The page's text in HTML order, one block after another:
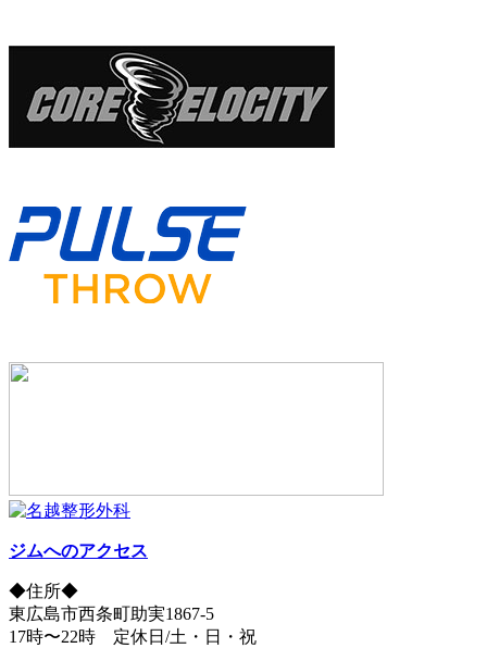
ジムへのアクセス
◆住所◆
東広島市西条町助実1867-5
17時〜22時 定休日/土・日・祝